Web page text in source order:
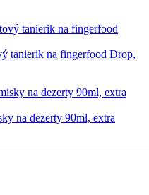
tanierik na fingerfood Drop,
na dezerty 90ml, extra